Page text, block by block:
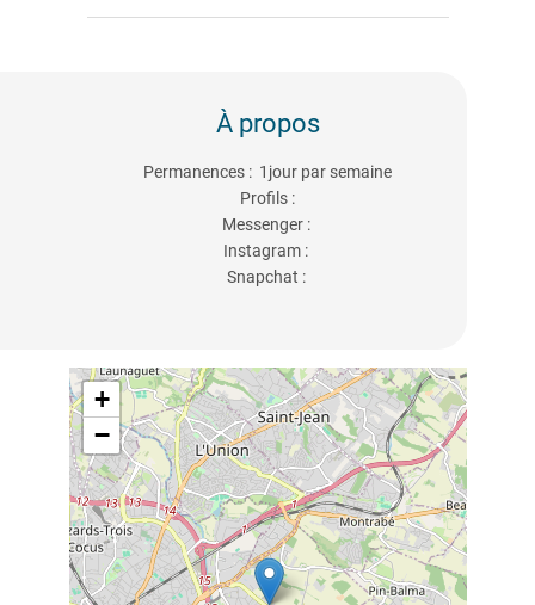
À propos
Permanences : 1jour par semaine
Profils :
Messenger :
Instagram :
Snapchat :
+
−